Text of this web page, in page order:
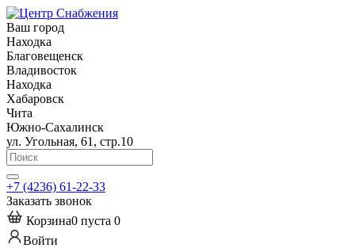
Ваш город
Находка
Благовещенск
Владивосток
Находка
Хабаровск
Чита
Южно-Сахалинск
ул. Угольная, 61, стр.10
+7 (4236) 61-22-33
Заказать звонок
Корзина0 пуста 0
Войти